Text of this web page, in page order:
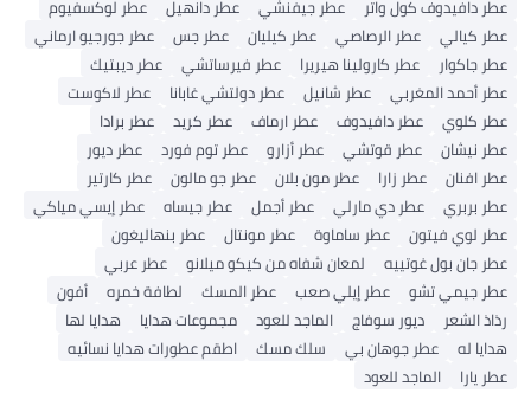
عطر دافيدوف كول واتر
عطر جيفنشي عطر دانهيل
عطر لوكسفيوم
عطر كيالي
عطر الرصاصي عطر كيليان عطر جس
عطر جورجيو ارماني
عطر جاكوار
عطر كارولينا هيريرا عطر فيرساتشي
عطر ديبتيك
عطر أحمد المغربي
عطر شانيل عطر دولتشي غابانا
عطر لاكوست
عطر كلوي
عطر دافيدوف عطر ارماف عطر كريد
عطر برادا
عطر نيشان
عطر قوتشي عطر أزارو عطر توم فورد
عطر ديور
عطر افنان
عطر زارا عطر مون بلان عطر جو مالون
عطر كارتير
عطر بربري
عطر دي مارلي عطر أجمل عطر جيساه
عطر إيسي مياكي
عطر لوي فيتون
عطر ساماوة عطر مونتال
عطر بنهاليغون
عطر جان بول غوتييه
لمعان شفاه من كيكو ميلانو
عطر عربي
عطر جيمي تشو
عطر إيلي صعب عطر المسك لطافة خمره
أفون
رذاذ الشعر
ديور سوفاج الماجد للعود مجموعات هدايا
هدايا لها
هدايا له
عطر جوهان بي سلك مسك
اطقم عطورات هدايا نسائيه
عطر يارا
الماجد للعود